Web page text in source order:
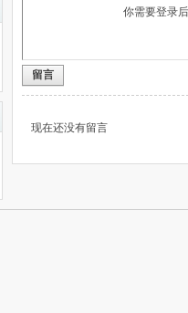
你需要登录
留言
现在还没有留言